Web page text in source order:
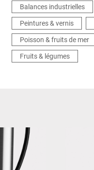
Balances industrielles
Peintures & vernis
Poisson & fruits de mer
Fruits & légumes